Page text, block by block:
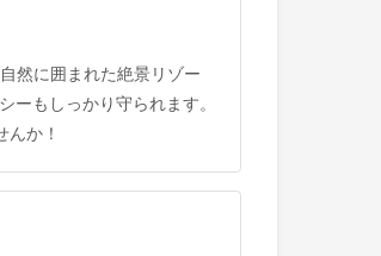
然に囲まれた絶景リゾー
ーもしっかり守られます。
か！